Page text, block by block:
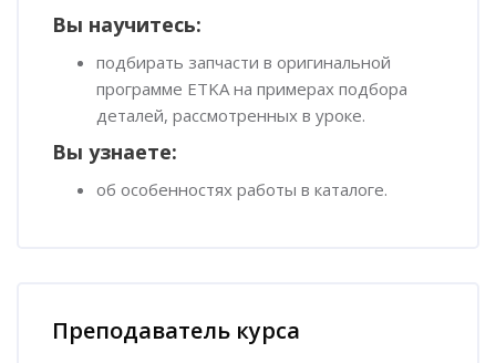
Вы научитесь:
подбирать запчасти в оригинальной
программе ETKA на примерах подбора
деталей, рассмотренных в уроке.
Вы узнаете:
об особенностях работы в каталоге.
Преподаватель курса